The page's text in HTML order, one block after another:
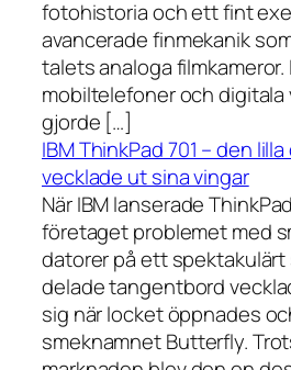
fotohistoria och ett fint
avancerade finmekanik
talets analoga
mobiltelefoner och digitala
gjorde […]
IBM ThinkPad 701 – den
vecklade ut sina vingar
När IBM lanserade
företaget problemet med
datorer på ett
delade tangentbord
sig när locket öppnades
smeknamnet Butterfly.